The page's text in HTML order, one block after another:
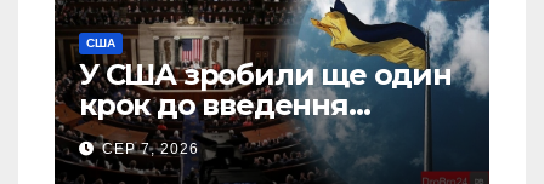
США
У США зробили ще один
крок до введення
“пекельних санкцій”
проти Росії
СЕР 7, 2026